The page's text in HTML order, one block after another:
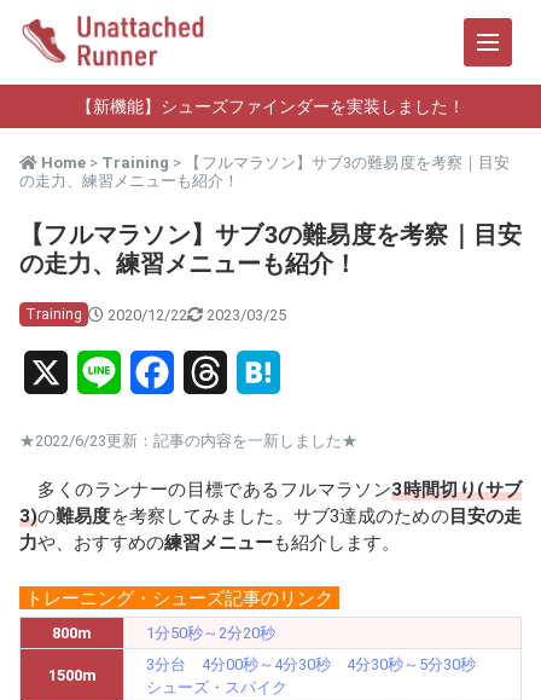
【新機能】シューズファインダーを実装しました！
Home > Training > 【フルマラソン】サブ3の難易度を考察｜目安
の走力、練習メニューも紹介！
【フルマラソン】サブ3の難易度を考察｜目安
の走力、練習メニューも紹介！
Training 2020/12/22 2023/03/25
e
e
b
o
o
k
e
a
d
s
e
n
a
★2022/6/23更新：記事の内容を一新しました★
多くのランナーの目標であるフルマラソン3時間切り(サブ
3)の難易度を考察してみました。サブ3達成のための目安の走
力や、おすすめの練習メニューも紹介します。
トレーニング・シューズ記事のリンク
800m 1分50秒～2分20秒
1500m
3分台 4分00秒～4分30秒
4分30秒～5分30秒
シューズ・スパイク